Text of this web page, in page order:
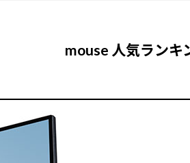
mouse 人気ランキ